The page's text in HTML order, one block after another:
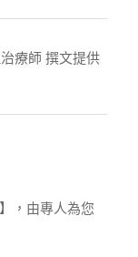
療師 撰文提供
，由專人為您